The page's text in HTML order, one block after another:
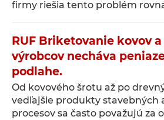
firmy riešia tento problém
RUF Briketovanie kovov
výrobcov necháva
podlahe.
Od kovového šrotu až po
vedľajšie produkty stavebných
procesov sa často považujú za